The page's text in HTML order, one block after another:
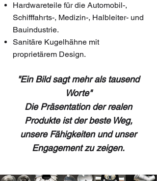
Hardwareteile für die Automobil-,
Schifffahrts-, Medizin-, Halbleiter- und
Bauindustrie.
Sanitäre Kugelhähne mit
proprietärem Design.
"Ein Bild sagt mehr als tausend
Worte"
Die Präsentation der realen
Produkte ist der beste Weg,
unsere Fähigkeiten und unser
Engagement zu zeigen.